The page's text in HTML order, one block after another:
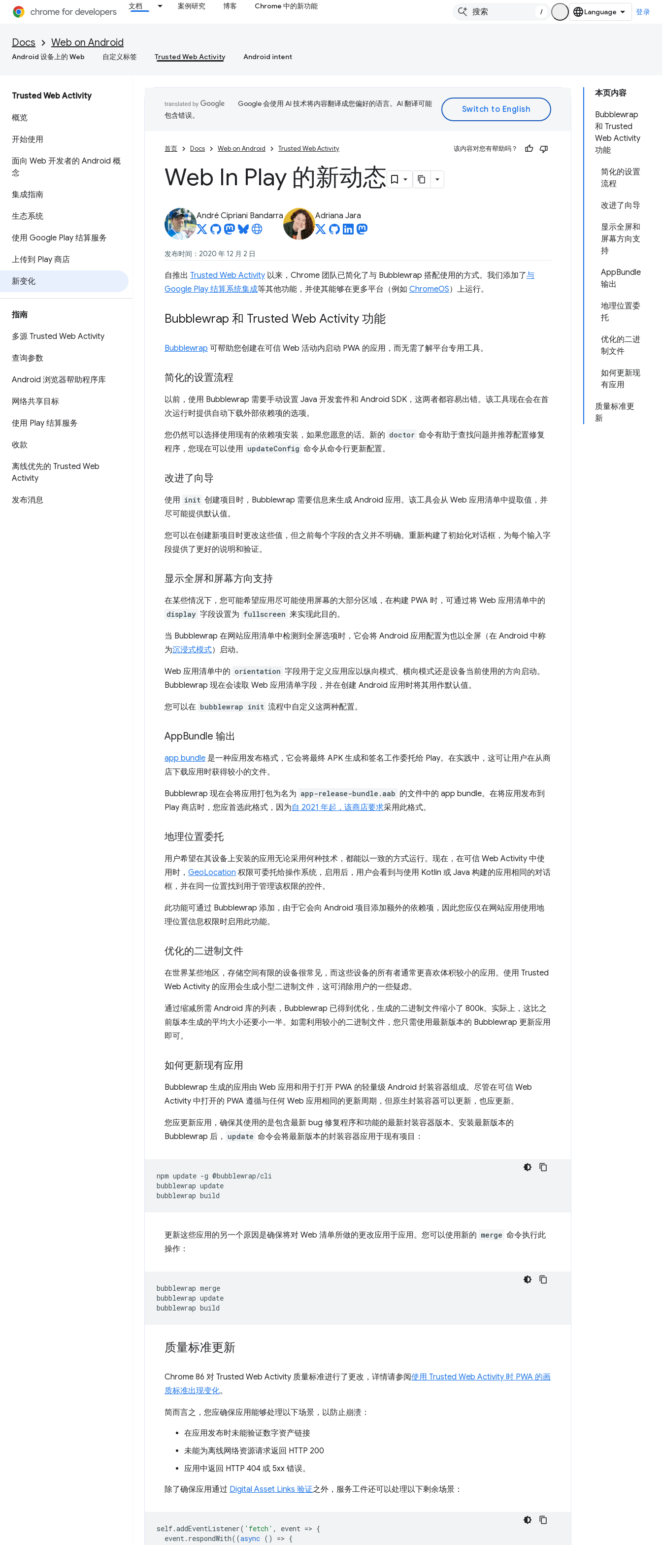
文档 案例研究 博客 Chrome 中的新功能
/ 登录
Docs Web on Android
Android 设备上的 Web 自定义标签 Trusted Web Activity Android intent
Trusted Web Activity
概览
开始使用
面向 Web 开发者的 Android 概
念
集成指南
生态系统
使用 Google Play 结算服务
上传到 Play 商店
新变化
指南
多源 Trusted Web Activity
查询参数
Android 浏览器帮助程序库
网络共享目标
使用 Play 结算服务
收款
离线优先的 Trusted Web
Activity
发布消息
本页内容
Bubblewrap
和 Trusted
Web Activity
功能
简化的设置
流程
改进了向导
显示全屏和
屏幕方向支
持
AppBundle
输出
地理位置委
托
优化的二进
制文件
如何更新现
有应用
质量标准更
新
Google 会使用 AI 技术将内容翻译成您偏好的语言。AI 翻译可能
包含错误。
首页 Docs Web on Android Trusted Web Activity 该内容对您有帮助吗？
Web In Play 的新动态
André Cipriani Bandarra Adriana Jara
发布时间：2020 年 12 月 2 日
自推出 Trusted Web Activity 以来，Chrome 团队已简化了与 Bubblewrap 搭配使用的方式。我们添加了与
Google Play 结算系统集成等其他功能，并使其能够在更多平台（例如 ChromeOS）上运行。
Bubblewrap 和 Trusted Web Activity 功能
Bubblewrap 可帮助您创建在可信 Web 活动内启动 PWA 的应用，而无需了解平台专用工具。
简化的设置流程
以前，使用 Bubblewrap 需要手动设置 Java 开发套件和 Android SDK，这两者都容易出错。该工具现在会在首
次运行时提供自动下载外部依赖项的选项。
您仍然可以选择使用现有的依赖项安装，如果您愿意的话。新的 doctor 命令有助于查找问题并推荐配置修复
程序，您现在可以使用 updateConfig 命令从命令行更新配置。
改进了向导
使用 init 创建项目时，Bubblewrap 需要信息来生成 Android 应用。该工具会从 Web 应用清单中提取值，并
尽可能提供默认值。
您可以在创建新项目时更改这些值，但之前每个字段的含义并不明确。重新构建了初始化对话框，为每个输入字
段提供了更好的说明和验证。
显示全屏和屏幕方向支持
在某些情况下，您可能希望应用尽可能使用屏幕的大部分区域，在构建 PWA 时，可通过将 Web 应用清单中的
display 字段设置为 fullscreen 来实现此目的。
当 Bubblewrap 在网站应用清单中检测到全屏选项时，它会将 Android 应用配置为也以全屏（在 Android 中称
为沉浸式模式）启动。
Web 应用清单中的 orientation 字段用于定义应用应以纵向模式、横向模式还是设备当前使用的方向启动。
Bubblewrap 现在会读取 Web 应用清单字段，并在创建 Android 应用时将其用作默认值。
您可以在 bubblewrap init 流程中自定义这两种配置。
AppBundle 输出
app bundle 是一种应用发布格式，它会将最终 APK 生成和签名工作委托给 Play。在实践中，这可让用户在从商
店下载应用时获得较小的文件。
Bubblewrap 现在会将应用打包为名为 app-release-bundle.aab 的文件中的 app bundle。在将应用发布到
Play 商店时，您应首选此格式，因为自 2021 年起，该商店要求采用此格式。
地理位置委托
用户希望在其设备上安装的应用无论采用何种技术，都能以一致的方式运行。现在，在可信 Web Activity 中使
用时， GeoLocation 权限可委托给操作系统，启用后，用户会看到与使用 Kotlin 或 Java 构建的应用相同的对话
框，并在同一位置找到用于管理该权限的控件。
此功能可通过 Bubblewrap 添加，由于它会向 Android 项目添加额外的依赖项，因此您应仅在网站应用使用地
理位置信息权限时启用此功能。
优化的二进制文件
在世界某些地区，存储空间有限的设备很常见，而这些设备的所有者通常更喜欢体积较小的应用。使用 Trusted
Web Activity 的应用会生成小型二进制文件，这可消除用户的一些疑虑。
通过缩减所需 Android 库的列表，Bubblewrap 已得到优化，生成的二进制文件缩小了 800k。实际上，这比之
前版本生成的平均大小还要小一半。如需利用较小的二进制文件，您只需使用最新版本的 Bubblewrap 更新应用
即可。
如何更新现有应用
Bubblewrap 生成的应用由 Web 应用和用于打开 PWA 的轻量级 Android 封装容器组成。尽管在可信 Web
Activity 中打开的 PWA 遵循与任何 Web 应用相同的更新周期，但原生封装容器可以更新，也应更新。
您应更新应用，确保其使用的是包含最新 bug 修复程序和功能的最新封装容器版本。安装最新版本的
Bubblewrap 后，
update 命令会将最新版本的封装容器应用于现有项目：
npm update -g @bubblewrap/cli
bubblewrap update
bubblewrap
更新这些应用的另一个原因是确保将对 Web 清单所做的更改应用于应用。您可以使用新的 merge 命令执行此
操作：
bubblewrap merge
bubblewrap update
bubblewrap
质量标准更新
Chrome 86 对 Trusted Web Activity 质量标准进行了更改，详情请参阅使用 Trusted Web Activity 时 PWA 的画
质标准出现变化。
简而言之，您应确保应用能够处理以下场景，以防止崩溃：
在应用发布时未能验证数字资产链接
未能为离线网络资源请求返回 HTTP 200
应用中返回 HTTP 404 或 5xx 错误。
除了确保应用通过 Digital Asset Links 验证之外，服务工件还可以处理以下剩余场景：
self.addEventListener( 'fetch' , event => {
event. respondWith((async () => {